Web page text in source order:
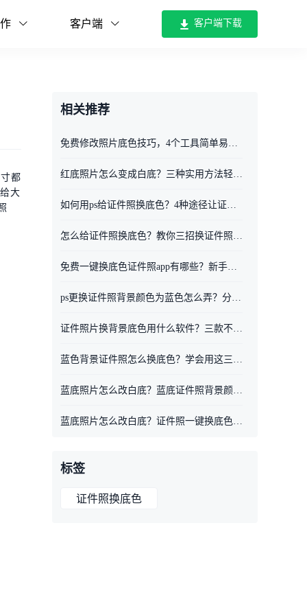
客户端 客户端下载
都
大
相关推荐
免费修改照片底色技巧，4个工具简单易操作不踩坑
红底照片怎么变成白底？三种实用方法轻松搞定
如何用ps给证件照换底色？4种途径让证件照底色随心变
怎么给证件照换底色？教你三招换证件照底色
免费一键换底色证件照app有哪些？新手看这3个
ps更换证件照背景颜色为蓝色怎么弄？分享三个工具
证件照片换背景底色用什么软件？三款不同工具一键换背景
蓝色背景证件照怎么换底色？学会用这三款换背景工具
蓝底照片怎么改白底？蓝底证件照背景颜色更换教程
蓝底照片怎么改白底？证件照一键换底色教程
标签
证件照换底色